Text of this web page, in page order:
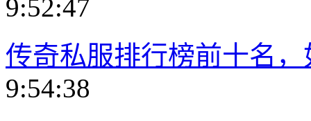
9:52:47
传奇私服排行榜前十名
9:54:38